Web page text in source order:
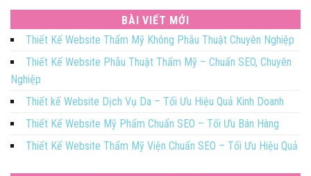
BÀI VIẾT MỚI
Thiết Kế Website Thẩm Mỹ Không Phẫu Thuật Chuyên Nghiệp
Thiết Kế Website Phẫu Thuật Thẩm Mỹ – Chuẩn SEO, Chuyên
Nghiệp
Thiết kế Website Dịch Vụ Da – Tối Ưu Hiệu Quả Kinh Doanh
Thiết Kế Website Mỹ Phẩm Chuẩn SEO – Tối Ưu Bán Hàng
Thiết Kế Website Thẩm Mỹ Viện Chuẩn SEO – Tối Ưu Hiệu Quả